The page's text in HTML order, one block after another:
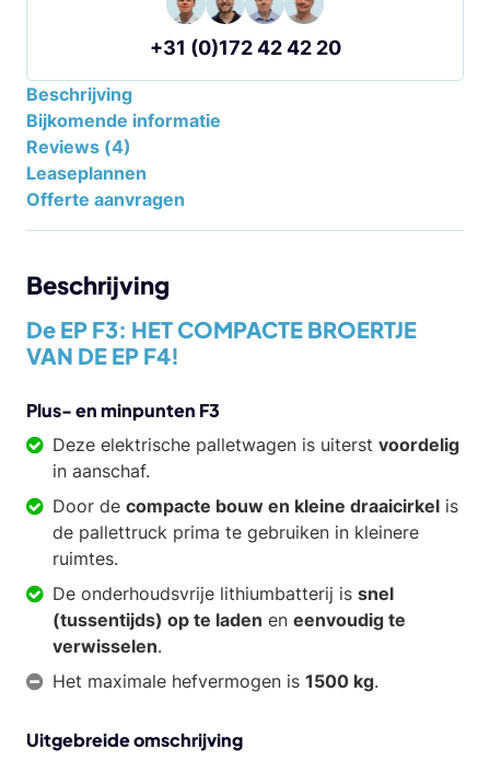
+31 (0)172 42 42 20
Beschrijving
Bijkomende informatie
Reviews (4)
Leaseplannen
Offerte aanvragen
Beschrijving
De EP F3: HET COMPACTE BROERTJE
VAN DE EP F4!
Plus- en minpunten F3
Deze elektrische palletwagen is uiterst voordelig
in aanschaf.
Door de compacte bouw en kleine draaicirkel is
de pallettruck prima te gebruiken in kleinere
ruimtes.
De onderhoudsvrije lithiumbatterij is snel
(tussentijds) op te laden en eenvoudig te
verwisselen.
Het maximale hefvermogen is 1500 kg.
Uitgebreide omschrijving